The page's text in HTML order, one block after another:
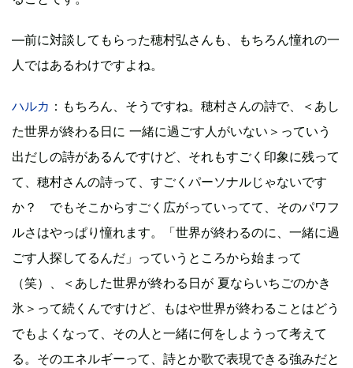
―前に対談してもらった穂村弘さんも、もちろん憧れの一
人ではあるわけですよね。
ハルカ ：もちろん、そうですね。穂村さんの詩で、＜あし
た世界が終わる日に 一緒に過ごす人がいない＞っていう
出だしの詩があるんですけど、それもすごく印象に残って
て、穂村さんの詩って、すごくパーソナルじゃないです
か？ でもそこからすごく広がっていってて、そのパワフ
ルさはやっぱり憧れます。「世界が終わるのに、一緒に過
ごす人探してるんだ」っていうところから始まって
（笑）、＜あした世界が終わる日が 夏ならいちごのかき
氷＞って続くんですけど、もはや世界が終わることはどう
でもよくなって、その人と一緒に何をしようって考えて
る。そのエネルギーって、詩とか歌で表現できる強みだと